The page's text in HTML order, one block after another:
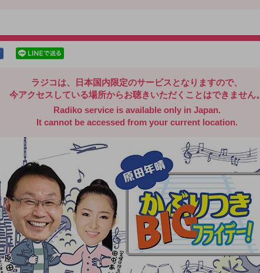
ラジコは、日本国内限定のサービスとなりますので、
今アクセスしている場所からお聴きいただくことはできません。
Radiko service is available only in Japan.
It cannot be accessed from your current location.